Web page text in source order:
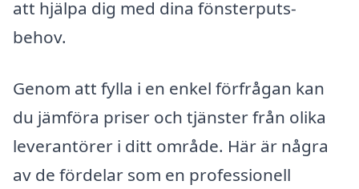
att hjälpa dig med dina fönsterputs-
behov.
Genom att fylla i en enkel förfrågan kan
du jämföra priser och tjänster från olika
leverantörer i ditt område. Här är några
av de fördelar som en professionell